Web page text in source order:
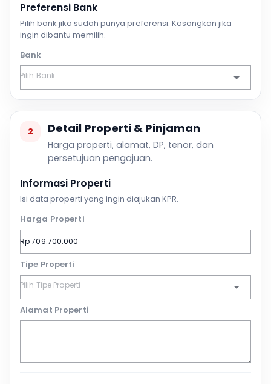
Preferensi Bank
Pilih bank jika sudah punya preferensi. Kosongkan jika
ingin dibantu memilih.
Bank
2 Detail Properti & Pinjaman
Harga properti, alamat, DP, tenor, dan
persetujuan pengajuan.
Informasi Properti
Isi data properti yang ingin diajukan KPR.
Harga Properti
Tipe Properti
Alamat Properti